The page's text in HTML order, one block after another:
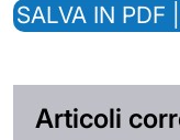
SALVA IN PDF
Articoli